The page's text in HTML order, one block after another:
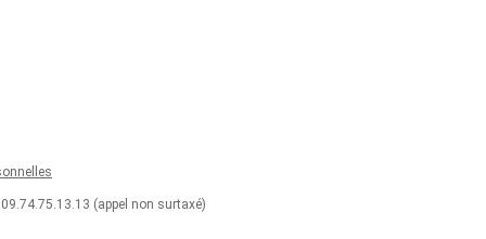
(appel non surtaxé)